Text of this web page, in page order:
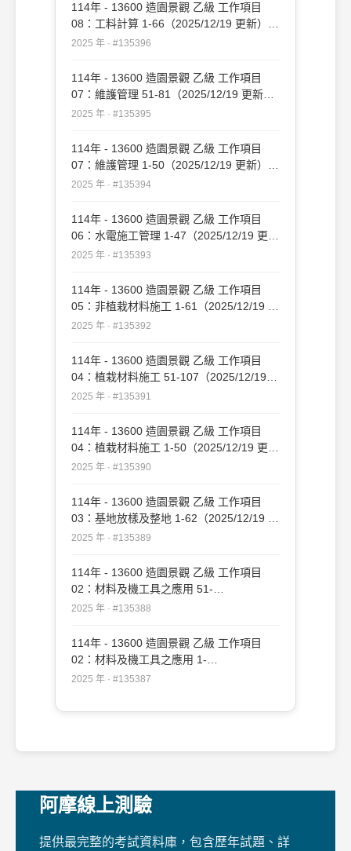
114年 - 13600 造園景觀 乙級 工作項目
08：工料計算 1-66（2025/12/19 更新）
#135396
2025 年 · #135396
114年 - 13600 造園景觀 乙級 工作項目
07：維護管理 51-81（2025/12/19 更新）
#135395
2025 年 · #135395
114年 - 13600 造園景觀 乙級 工作項目
07：維護管理 1-50（2025/12/19 更新）
#135394
2025 年 · #135394
114年 - 13600 造園景觀 乙級 工作項目
06：水電施工管理 1-47（2025/12/19 更
新）#135393
2025 年 · #135393
114年 - 13600 造園景觀 乙級 工作項目
05：非植栽材料施工 1-61（2025/12/19 更
新）#135392
2025 年 · #135392
114年 - 13600 造園景觀 乙級 工作項目
04：植栽材料施工 51-107（2025/12/19
更新）#135391
2025 年 · #135391
114年 - 13600 造園景觀 乙級 工作項目
04：植栽材料施工 1-50（2025/12/19 更
新）#135390
2025 年 · #135390
114年 - 13600 造園景觀 乙級 工作項目
03：基地放樣及整地 1-62（2025/12/19 更
新）#135389
2025 年 · #135389
114年 - 13600 造園景觀 乙級 工作項目
02：材料及機工具之應用 51-
109（2025/12/19 更新）#135388
2025 年 · #135388
114年 - 13600 造園景觀 乙級 工作項目
02：材料及機工具之應用 1-
50（2025/12/19 更新）#135387
2025 年 · #135387
阿摩線上測驗
提供最完整的考試資料庫，包含歷年試題、詳